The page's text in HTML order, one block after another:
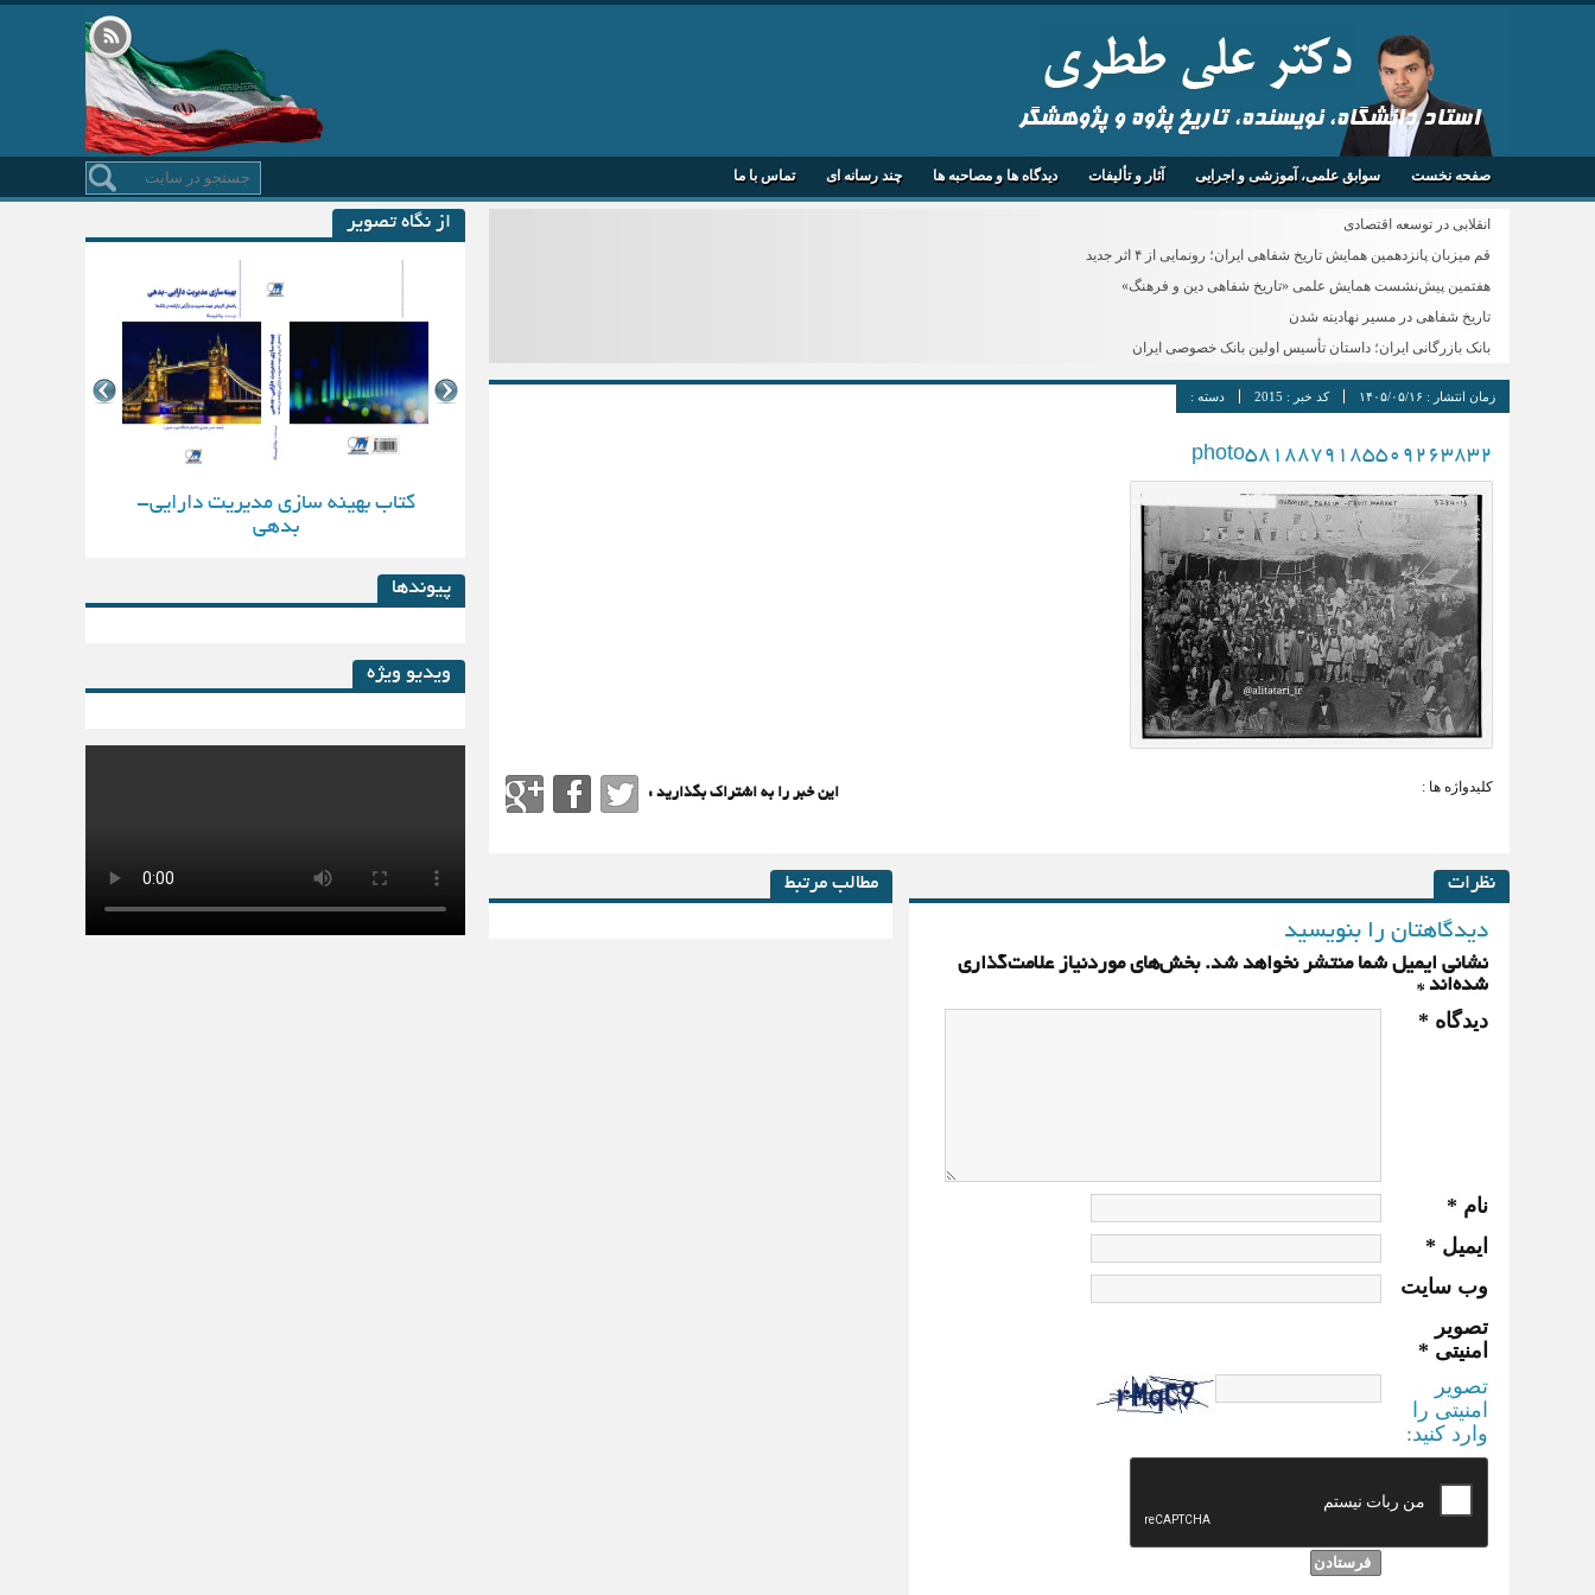
استاد دانشگاه، نویسنده، تاریخ پژوه و پژوهشگر
صفحه نخست سوابق علمی، آموزشی و اجرایی آثار و تألیفات دیدگاه ها و مصاحبه ها چند رسانه ای تماس با ما
انقلابی در توسعه اقتصادی
قم میزبان پانزدهمین همایش تاریخ شفاهی ایران؛ رونمایی از ۴ اثر جدید
هفتمین پیش‌نشست همایش علمی «تاریخ شفاهی دین و فرهنگ»
تاریخ شفاهی در مسیر نهادینه شدن
بانک بازرگانی ایران؛ داستان تأسیس اولین بانک خصوصی ایران
زمان انتشار : ۱۴۰۵/۰۵/۱۶ کد خبر : 2015 دسته :
photo5818879185509263832
کلیدواژه ها : این خبر را به اشتراک بگذارید :
مطالب مرتبط نظرات
دیدگاهتان را بنویسید
نشانی ایمیل شما منتشر نخواهد شد. بخش‌های موردنیاز علامت‌گذاری
شده‌اند *
دیدگاه *
نام *
ایمیل *
وب‌ سایت
تصویر
امنیتی *
تصویر
امنیتی را
وارد کنید:
از نگاه تصویر
کتاب بهینه سازی مدیریت دارایی-
بدهی
پیوندها
ویدیو ویژه